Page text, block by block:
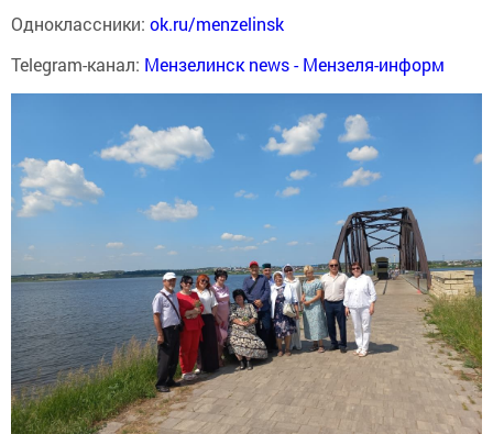
Одноклассники: ok.ru/menzelinsk
Telegram-канал: Мензелинск news - Мензеля-информ